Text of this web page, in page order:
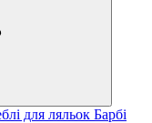
для ляльок Барбі